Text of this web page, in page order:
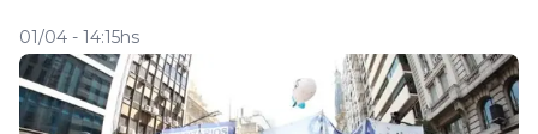
01/04 - 14:15hs